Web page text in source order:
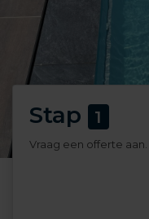
Stap 1
Vraag een offerte aan.